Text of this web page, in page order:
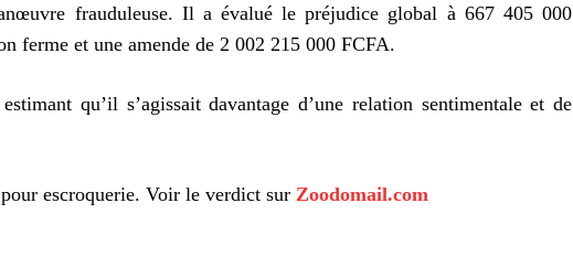
frauduleuse. Il a évalué le préjudice global à 667 405 000
ferme et une amende de 2 002 215 000 FCFA.
qu’il s’agissait davantage d’une relation sentimentale et de
escroquerie. Voir le verdict sur Zoodomail.com